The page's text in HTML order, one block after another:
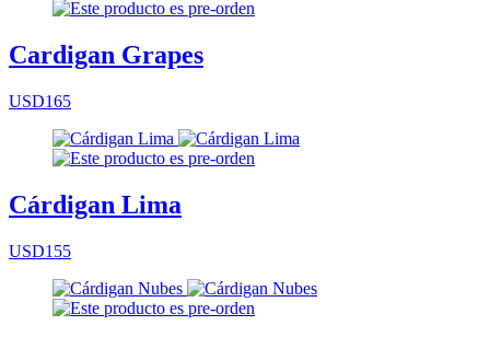
Cardigan Grapes
USD165
Cárdigan Lima
USD155